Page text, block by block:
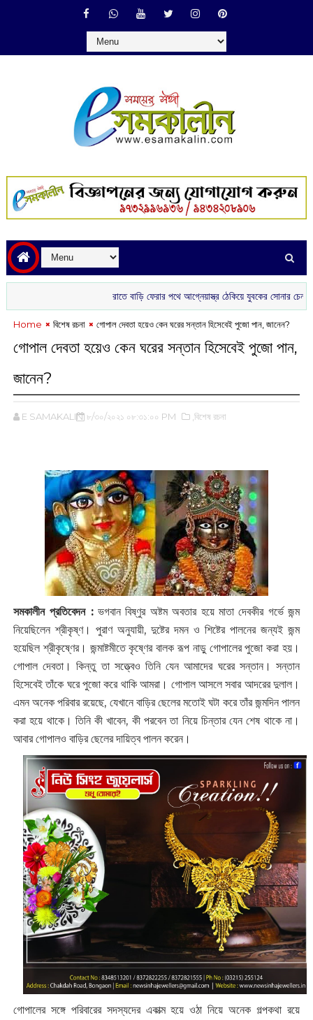
রাতে বাড়ি ফেরার পথে আগ্নেয়াস্ত্র ঠেকিয়ে যুবকের সোনার চেন ছিনতাই
Home বিশেষ রচনা গোপাল দেবতা হয়েও কেন ঘরের সন্তান হিসেবেই পুজো পান, জানেন?
গোপাল দেবতা হয়েও কেন ঘরের সন্তান হিসেবেই পুজো পান,
জানেন?
E SAMAKALIN ৮/৩০/২০২১ ০৮:৩১:০০ PM ,বিশেষ রচনা
সমকালীন প্রতিবেদন :ভগবান বিষ্ণুর অষ্টম অবতার হয়ে মাতা দেবকীর গর্ভে জন্ম
নিয়েছিলেন শ্রীকৃষ্ণ। পুরাণ অনুযায়ী, দুষ্টের দমন ও শিষ্টের পালনের জন্যই জন্ম
হয়েছিল শ্রীকৃষ্ণের। জন্মাষ্টমীতে কৃষ্ণের বালক রূপ নাড়ু গোপালের পুজো করা হয়।
গোপাল দেবতা। কিন্তু তা সত্ত্বেও তিনি যেন আমাদের ঘরের সন্তান। সন্তান
হিসেবেই তাঁকে ঘরে পুজো করে থাকি আমরা। গোপাল আসলে সবার আদরের দুলাল।
এমন অনেক পরিবার রয়েছে, যেখানে বাড়ির ছেলের মতোই ঘটা করে তাঁর জন্মদিন পালন
করা হয়ে থাকে। তিনি কী খাবেন, কী পরবেন তা নিয়ে চিন্তার যেন শেষ থাকে না।
আবার গোপালও বাড়ির ছেলের দায়িত্ব পালন করেন।
গোপালের সঙ্গে পরিবারের সদস্যদের একাত্ম হয়ে ওঠা নিয়ে অনেক গল্পকথা রয়ে